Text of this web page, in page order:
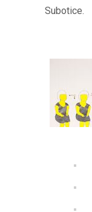
Subotice.